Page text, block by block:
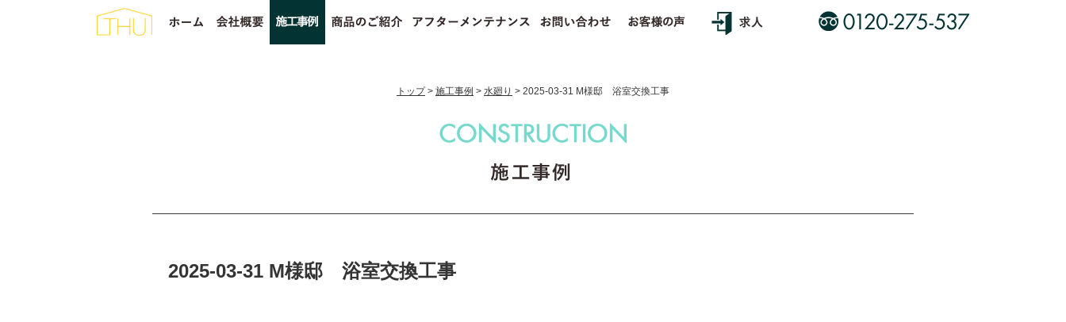
トップ > 施工事例 > 水廻り > 2025-03-31 M様邸 浴室交換工事
2025-03-31 M様邸 浴室交換工事